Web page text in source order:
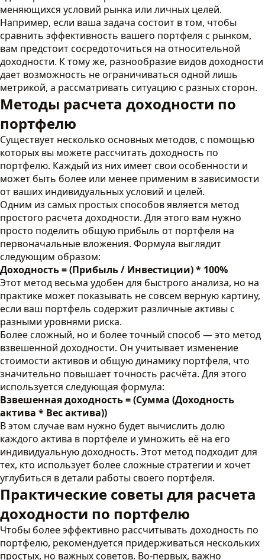
меняющихся условий рынка или личных целей.
Например, если ваша задача состоит в том, чтобы
сравнить эффективность вашего портфеля с рынком,
вам предстоит сосредоточиться на относительной
доходности. К тому же, разнообразие видов доходности
дает возможность не ограничиваться одной лишь
метрикой, а рассматривать ситуацию с разных сторон.
Методы расчета доходности по
портфелю
Существует несколько основных методов, с помощью
которых вы можете рассчитать доходность по
портфелю. Каждый из них имеет свои особенности и
может быть более или менее применим в зависимости
от ваших индивидуальных условий и целей.
Одним из самых простых способов является метод
простого расчета доходности. Для этого вам нужно
просто поделить общую прибыль от портфеля на
первоначальные вложения. Формула выглядит
следующим образом:
Доходность = (Прибыль / Инвестиции) * 100%
Этот метод весьма удобен для быстрого анализа, но на
практике может показывать не совсем верную картину,
если ваш портфель содержит различные активы с
разными уровнями риска.
Более сложный, но и более точный способ — это метод
взвешенной доходности. Он учитывает изменение
стоимости активов и общую динамику портфеля, что
значительно повышает точность расчёта. Для этого
используется следующая формула:
Взвешенная доходность = (Сумма (Доходность
актива * Вес актива))
В этом случае вам нужно будет вычислить долю
каждого актива в портфеле и умножить её на его
индивидуальную доходность. Этот метод подходит для
тех, кто использует более сложные стратегии и хочет
углубиться в детали работы своего портфеля.
Практические советы для расчета
доходности по портфелю
Чтобы более эффективно рассчитывать доходность по
портфелю, рекомендуется придерживаться нескольких
простых, но важных советов. Во-первых, важно